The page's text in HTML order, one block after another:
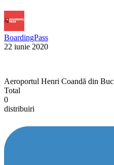
BoardingPass
22 iunie 2020
Aeroportul Henri Coandă din
Total
0
distribuiri